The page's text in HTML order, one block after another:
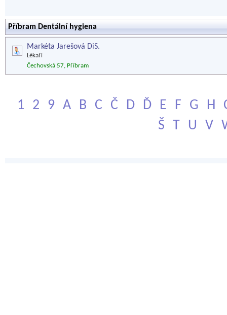
Příbram Dentální hygiena
Markéta Jarešová DiS.
Lékaři
Čechovská 57, Příbram
1 2 9 A B C Č D Ď E F G H
Š
T U V